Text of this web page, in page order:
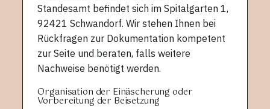
Standesamt befindet sich im Spitalgarten 1,
92421 Schwandorf. Wir stehen Ihnen bei
Rückfragen zur Dokumentation kompetent
zur Seite und beraten, falls weitere
Nachweise benötigt werden.
Organisation der Einäscherung oder
Vorbereitung der Beisetzung